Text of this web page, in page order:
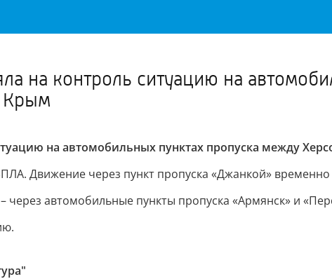
на контроль ситуацию на
Крым
на автомобильных пунктах пропуска между
Движение через пункт пропуска «Джанкой»
автомобильные пункты пропуска «Армянск» и